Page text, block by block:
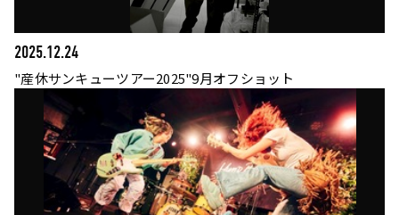
2025.12.24
"産休サンキューツアー2025"9月オフショット